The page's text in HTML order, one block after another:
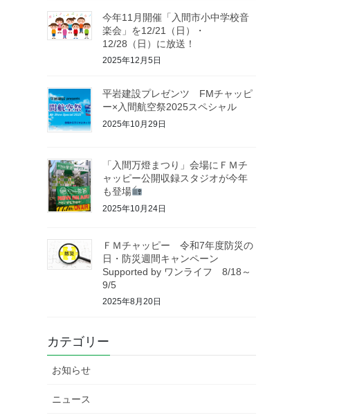
今年11月開催「入間市小中学校音
楽会」を12/21（日）・
12/28（日）に放送！
2025年12月5日
平岩建設プレゼンツ FMチャッピ
ー×入間航空祭2025スペシャル
2025年10月29日
「入間万燈まつり」会場にＦＭチ
ャッピー公開収録スタジオが今年
も登場
2025年10月24日
ＦＭチャッピー 令和7年度防災の
日・防災週間キャンペーン
Supported by ワンライフ 8/18～
9/5
2025年8月20日
カテゴリー
お知らせ
ニュース